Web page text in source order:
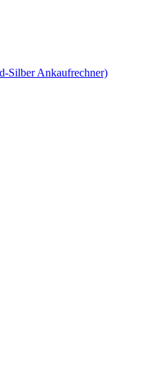
Silber Ankaufrechner)